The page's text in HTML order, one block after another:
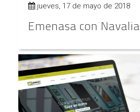
jueves, 17 de mayo de 2018
Emenasa con Navalia